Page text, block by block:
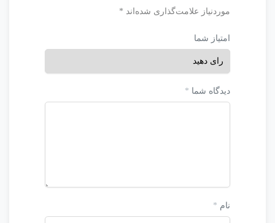
موردنیاز علامت‌گذاری شده‌اند *
امتیاز شما
دیدگاه شما *
نام *